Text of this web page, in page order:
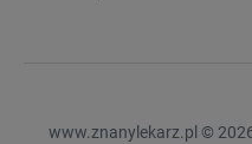
www.znanylekarz.pl ©